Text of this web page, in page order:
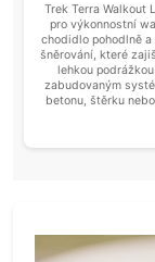
Trek Terra Walkout
pro výkonnostní
chodidlo pohodlně
šněrování, které
lehkou
zabudovaným
betonu, štěrku